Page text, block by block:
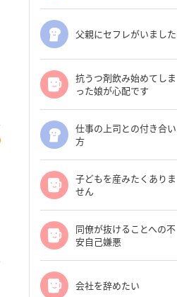
父親にセフレがいました
抗うつ剤飲み始めてしま
った娘が心配です
仕事の上司との付き合い
方
子どもを産みたくありま
せん
同僚が抜けることへの不
安自己嫌悪
会社を辞めたい